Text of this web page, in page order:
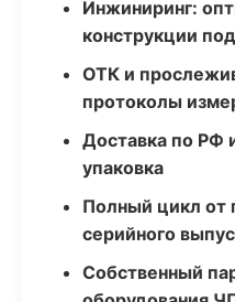
Инжиниринг:
конструкции
ОТК и
протоколы
Доставка по РФ
упаковка
Полный цикл от
серийного
Собственный